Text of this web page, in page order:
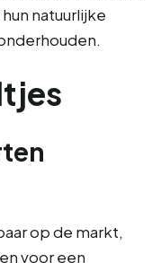
natuurlijke
op de markt,
voor een